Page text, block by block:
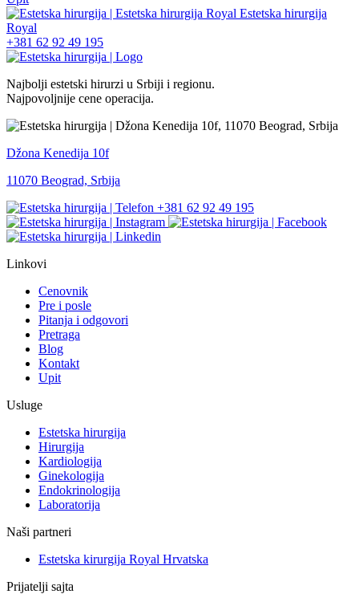
+381 62 92 49 195
Najbolji estetski hirurzi u Srbiji i regionu.
Najpovoljnije cene operacija.
Džona Kenedija 10f
11070 Beograd, Srbija
+381 62 92 49 195
Linkovi
Cenovnik
Pre i posle
Pitanja i odgovori
Pretraga
Blog
Kontakt
Upit
Usluge
Estetska hirurgija
Hirurgija
Kardiologija
Ginekologija
Endokrinologija
Laboratorija
Naši partneri
Estetska kirurgija Royal Hrvatska
Prijatelji sajta